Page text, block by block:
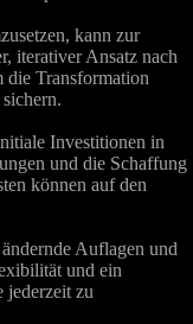
kann zur
iterativer Ansatz nach
Transformation
Investitionen in
und die Schaffung
können auf den
Auflagen und
und ein
jederzeit zu